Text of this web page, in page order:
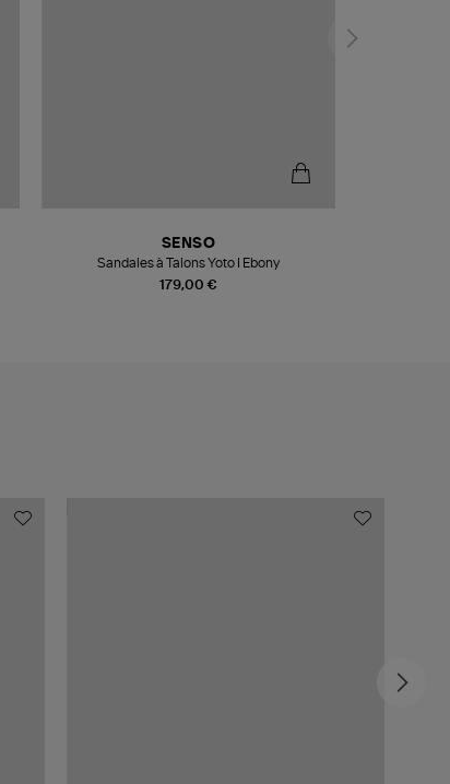
179,00 €
SENSO
Sandales à Talons Yoto I Ebony